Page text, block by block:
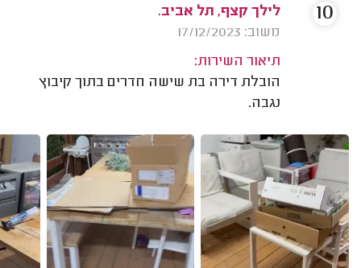
לילך קצף, תל אביב.
משוב: 17/12/2023
תיאור השירות:
הובלת דירה בת שישה חדרים בתוך קיבוץ
נגבה.
10